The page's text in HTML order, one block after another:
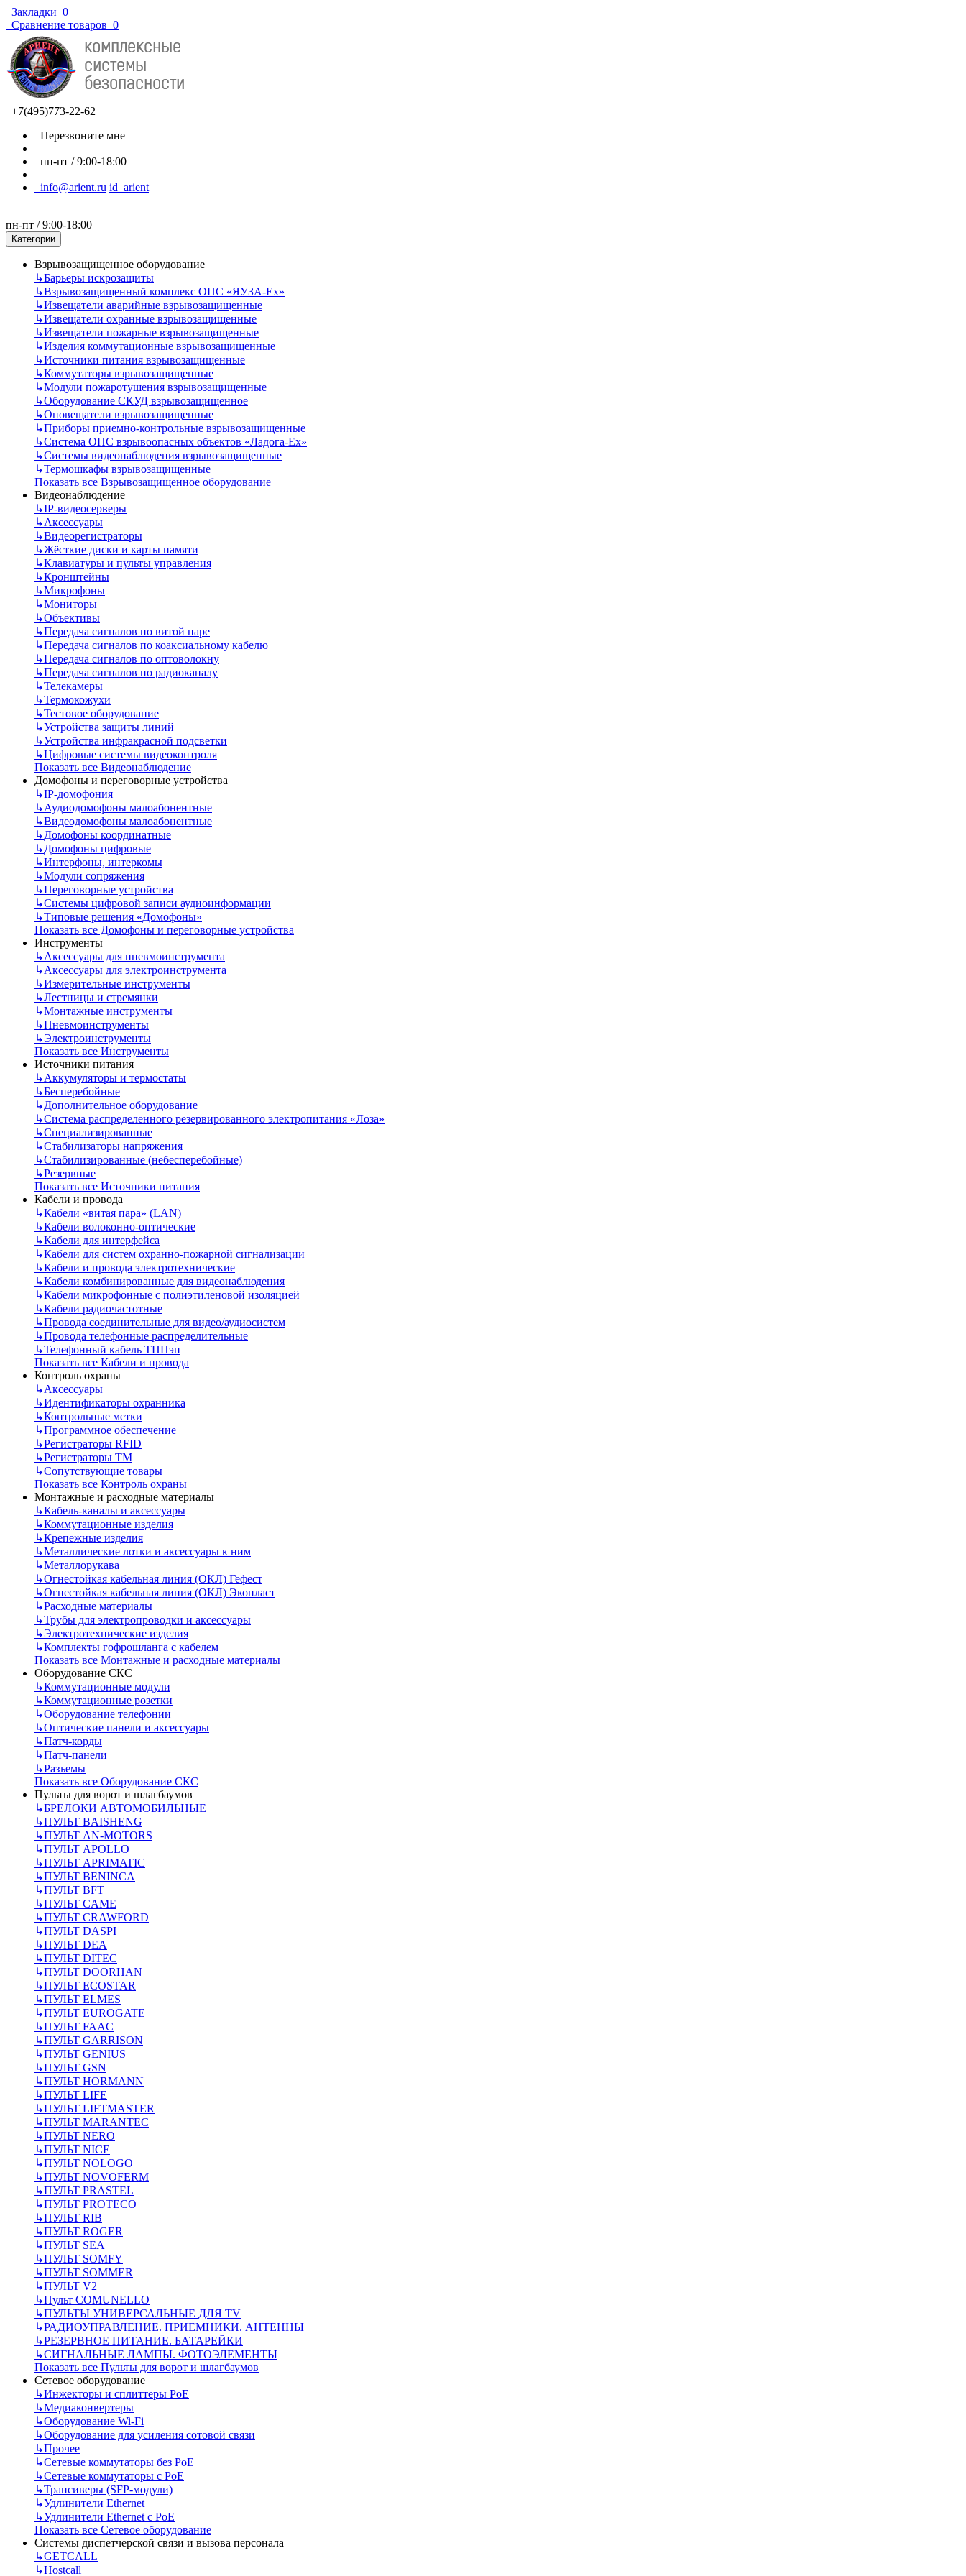
Закладки 0
Сравнение товаров 0
+7(495)773-22-62
Перезвоните мне
пн-пт / 9:00-18:00
info@arient.ru id_arient
пн-пт / 9:00-18:00
Категории
Взрывозащищенное оборудование
↳Барьеры искрозащиты
↳Взрывозащищенный комплекс ОПС «ЯУЗА-Ех»
↳Извещатели аварийные взрывозащищенные
↳Извещатели охранные взрывозащищенные
↳Извещатели пожарные взрывозащищенные
↳Изделия коммутационные взрывозащищенные
↳Источники питания взрывозащищенные
↳Коммутаторы взрывозащищенные
↳Модули пожаротушения взрывозащищенные
↳Оборудование СКУД взрывозащищенное
↳Оповещатели взрывозащищенные
↳Приборы приемно-контрольные взрывозащищенные
↳Система ОПС взрывоопасных объектов «Ладога-Ex»
↳Системы видеонаблюдения взрывозащищенные
↳Термошкафы взрывозащищенные
Показать все Взрывозащищенное оборудование
Видеонаблюдение
↳IP-видеосерверы
↳Аксессуары
↳Видеорегистраторы
↳Жёсткие диски и карты памяти
↳Клавиатуры и пульты управления
↳Кронштейны
↳Микрофоны
↳Мониторы
↳Объективы
↳Передача сигналов по витой паре
↳Передача сигналов по коаксиальному кабелю
↳Передача сигналов по оптоволокну
↳Передача сигналов по радиоканалу
↳Телекамеры
↳Термокожухи
↳Тестовое оборудование
↳Устройства защиты линий
↳Устройства инфракрасной подсветки
↳Цифровые системы видеоконтроля
Показать все Видеонаблюдение
Домофоны и переговорные устройства
↳IP-домофония
↳Аудиодомофоны малоабонентные
↳Видеодомофоны малоабонентные
↳Домофоны координатные
↳Домофоны цифровые
↳Интерфоны, интеркомы
↳Модули сопряжения
↳Переговорные устройства
↳Системы цифровой записи аудиоинформации
↳Типовые решения «Домофоны»
Показать все Домофоны и переговорные устройства
Инструменты
↳Аксессуары для пневмоинструмента
↳Аксессуары для электроинструмента
↳Измерительные инструменты
↳Лестницы и стремянки
↳Монтажные инструменты
↳Пневмоинструменты
↳Электроинструменты
Показать все Инструменты
Источники питания
↳Аккумуляторы и термостаты
↳Бесперебойные
↳Дополнительное оборудование
↳Система распределенного резервированного электропитания «Лоза»
↳Специализированные
↳Стабилизаторы напряжения
↳Стабилизированные (небесперебойные)
↳Резервные
Показать все Источники питания
Кабели и провода
↳Кабели «витая пара» (LAN)
↳Кабели волоконно-оптические
↳Кабели для интерфейса
↳Кабели для систем охранно-пожарной сигнализации
↳Кабели и провода электротехнические
↳Кабели комбинированные для видеонаблюдения
↳Кабели микрофонные с полиэтиленовой изоляцией
↳Кабели радиочастотные
↳Провода соединительные для видео/аудиосистем
↳Провода телефонные распределительные
↳Телефонный кабель ТППэп
Показать все Кабели и провода
Контроль охраны
↳Аксессуары
↳Идентификаторы охранника
↳Контрольные метки
↳Программное обеспечение
↳Регистраторы RFID
↳Регистраторы ТМ
↳Сопутствующие товары
Показать все Контроль охраны
Монтажные и расходные материалы
↳Кабель-каналы и аксессуары
↳Коммутационные изделия
↳Крепежные изделия
↳Металлические лотки и аксессуары к ним
↳Металлорукава
↳Огнестойкая кабельная линия (ОКЛ) Гефест
↳Огнестойкая кабельная линия (ОКЛ) Экопласт
↳Расходные материалы
↳Трубы для электропроводки и аксессуары
↳Электротехнические изделия
↳Комплекты гофрошланга с кабелем
Показать все Монтажные и расходные материалы
Оборудование СКС
↳Коммутационные модули
↳Коммутационные розетки
↳Оборудование телефонии
↳Оптические панели и аксессуары
↳Патч-корды
↳Патч-панели
↳Разъемы
Показать все Оборудование СКС
Пульты для ворот и шлагбаумов
↳БРЕЛОКИ АВТОМОБИЛЬНЫЕ
↳ПУЛЬТ BAISHENG
↳ПУЛЬТ AN-MOTORS
↳ПУЛЬТ APOLLO
↳ПУЛЬТ APRIMATIC
↳ПУЛЬТ BENINCA
↳ПУЛЬТ BFT
↳ПУЛЬТ CAME
↳ПУЛЬТ CRAWFORD
↳ПУЛЬТ DASPI
↳ПУЛЬТ DEA
↳ПУЛЬТ DITEC
↳ПУЛЬТ DOORHAN
↳ПУЛЬТ ECOSTAR
↳ПУЛЬТ ELMES
↳ПУЛЬТ EUROGATE
↳ПУЛЬТ FAAC
↳ПУЛЬТ GARRISON
↳ПУЛЬТ GENIUS
↳ПУЛЬТ GSN
↳ПУЛЬТ HORMANN
↳ПУЛЬТ LIFE
↳ПУЛЬТ LIFTMASTER
↳ПУЛЬТ MARANTEC
↳ПУЛЬТ NERO
↳ПУЛЬТ NICE
↳ПУЛЬТ NOLOGO
↳ПУЛЬТ NOVOFERM
↳ПУЛЬТ PRASTEL
↳ПУЛЬТ PROTECO
↳ПУЛЬТ RIB
↳ПУЛЬТ ROGER
↳ПУЛЬТ SEA
↳ПУЛЬТ SOMFY
↳ПУЛЬТ SOMMER
↳ПУЛЬТ V2
↳Пульт СOMUNELLO
↳ПУЛЬТЫ УНИВЕРСАЛЬНЫЕ ДЛЯ TV
↳РАДИОУПРАВЛЕНИЕ. ПРИЕМНИКИ. АНТЕННЫ
↳РЕЗЕРВНОЕ ПИТАНИЕ. БАТАРЕЙКИ
↳СИГНАЛЬНЫЕ ЛАМПЫ. ФОТОЭЛЕМЕНТЫ
Показать все Пульты для ворот и шлагбаумов
Сетевое оборудование
↳Инжекторы и сплиттеры РоЕ
↳Медиаконвертеры
↳Оборудование Wi-Fi
↳Оборудование для усиления сотовой связи
↳Прочее
↳Сетевые коммутаторы без РоЕ
↳Сетевые коммутаторы с РоЕ
↳Трансиверы (SFP-модули)
↳Удлинители Ethernet
↳Удлинители Ethernet с PoE
Показать все Сетевое оборудование
Системы диспетчерской связи и вызова персонала
↳GETCALL
↳Hostcall